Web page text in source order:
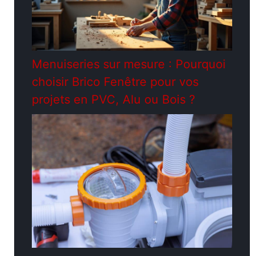
Menuiseries sur mesure : Pourquoi
choisir Brico Fenêtre pour vos
projets en PVC, Alu ou Bois ?